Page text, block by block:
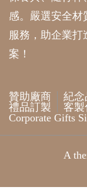
感。嚴選安全材
服務，助企業
案！
贊助廠商 紀念
禮品訂製
客製
Corporate Gifts
A